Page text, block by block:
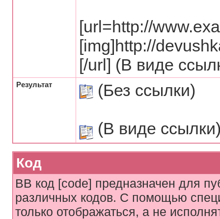
[url=http://
[img]http://
[/url] (В виде
Результат (Без ссылки)
(В виде
Код
BB код [code] предназначен для
различных кодов. С помощью
только отображаться, а не